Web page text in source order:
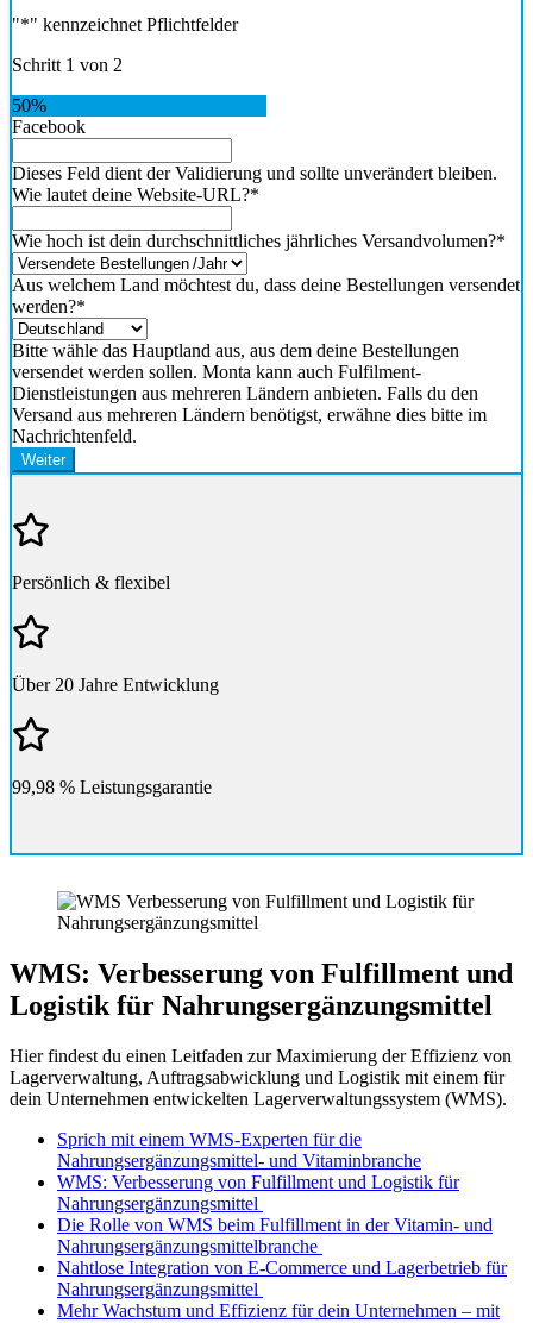
"*" kennzeichnet Pflichtfelder
Schritt 1 von 2
50%
Facebook
Dieses Feld dient der Validierung und sollte unverändert bleiben.
Wie lautet deine Website-URL?*
Wie hoch ist dein durchschnittliches jährliches Versandvolumen?*
Aus welchem Land möchtest du, dass deine Bestellungen versendet
werden?*
Bitte wähle das Hauptland aus, aus dem deine Bestellungen
versendet werden sollen. Monta kann auch Fulfilment-
Dienstleistungen aus mehreren Ländern anbieten. Falls du den
Versand aus mehreren Ländern benötigst, erwähne dies bitte im
Nachrichtenfeld.
Persönlich & flexibel
Über 20 Jahre Entwicklung
99,98 % Leistungsgarantie
WMS: Verbesserung von Fulfillment und
Logistik für Nahrungsergänzungsmittel
Hier findest du einen Leitfaden zur Maximierung der Effizienz von
Lagerverwaltung, Auftragsabwicklung und Logistik mit einem für
dein Unternehmen entwickelten Lagerverwaltungssystem (WMS).
Sprich mit einem WMS-Experten für die
Nahrungsergänzungsmittel- und Vitaminbranche
WMS: Verbesserung von Fulfillment und Logistik für
Nahrungsergänzungsmittel
Die Rolle von WMS beim Fulfillment in der Vitamin- und
Nahrungsergänzungsmittelbranche
Nahtlose Integration von E-Commerce und Lagerbetrieb für
Nahrungsergänzungsmittel
Mehr Wachstum und Effizienz für dein Unternehmen – mit